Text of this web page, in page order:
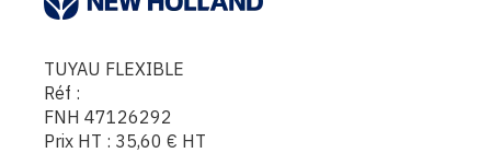
TUYAU FLEXIBLE
Réf :
FNH 47126292
Prix HT : 35,60 € HT